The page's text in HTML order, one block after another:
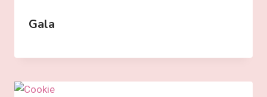
Gala